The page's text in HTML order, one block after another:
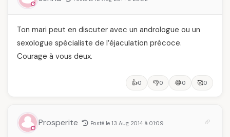
Ton mari peut en discuter avec un andrologue ou un
sexologue spécialiste de l’éjaculation précoce.
Courage à vous deux.
👍0 👎0 😂0 🥰0
Prosperite Posté le 13 Aug 2014 à 01:09